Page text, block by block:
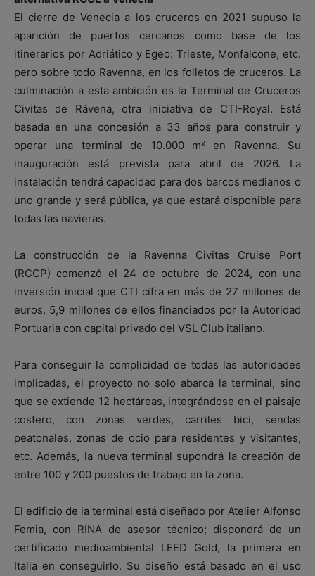
El cierre de Venecia a los cruceros en 2021 supuso la
aparición de puertos cercanos como base de los
itinerarios por Adriático y Egeo: Trieste, Monfalcone, etc.
pero sobre todo Ravenna, en los folletos de cruceros. La
culminación a esta ambición es la Terminal de Cruceros
Civitas de Rávena, otra iniciativa de CTI-Royal. Está
basada en una concesión a 33 años para construir y
operar una terminal de 10.000 m² en Ravenna. Su
inauguración está prevista para abril de 2026. La
instalación tendrá capacidad para dos barcos medianos o
uno grande y será pública, ya que estará disponible para
todas las navieras.
La construcción de la Ravenna Civitas Cruise Port
(RCCP) comenzó el 24 de octubre de 2024, con una
inversión inicial que CTI cifra en más de 27 millones de
euros, 5,9 millones de ellos financiados por la Autoridad
Portuaria con capital privado del VSL Club italiano.
Para conseguir la complicidad de todas las autoridades
implicadas, el proyecto no solo abarca la terminal, sino
que se extiende 12 hectáreas, integrándose en el paisaje
costero, con zonas verdes, carriles bici, sendas
peatonales, zonas de ocio para residentes y visitantes,
etc. Además, la nueva terminal supondrá la creación de
entre 100 y 200 puestos de trabajo en la zona.
El edificio de la terminal está diseñado por Atelier Alfonso
Femia, con RINA de asesor técnico; dispondrá de un
certificado medioambiental LEED Gold, la primera en
Italia en conseguirlo. Su diseño está basado en el uso